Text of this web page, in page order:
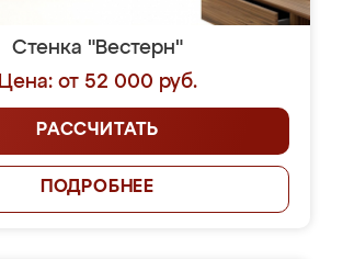
Стенка "Вестерн"
Цена: от 52 000 руб.
РАССЧИТАТЬ
ПОДРОБНЕЕ